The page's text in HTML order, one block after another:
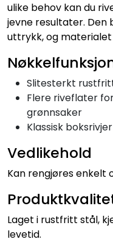
ulike behov kan du
jevne resultater. Den
uttrykk, og
Slitesterkt
Flere riveflater
grønnsaker
Klassisk
Vedlikehold
Kan rengjøres enkelt
Laget i rustfritt stål,
levetid.